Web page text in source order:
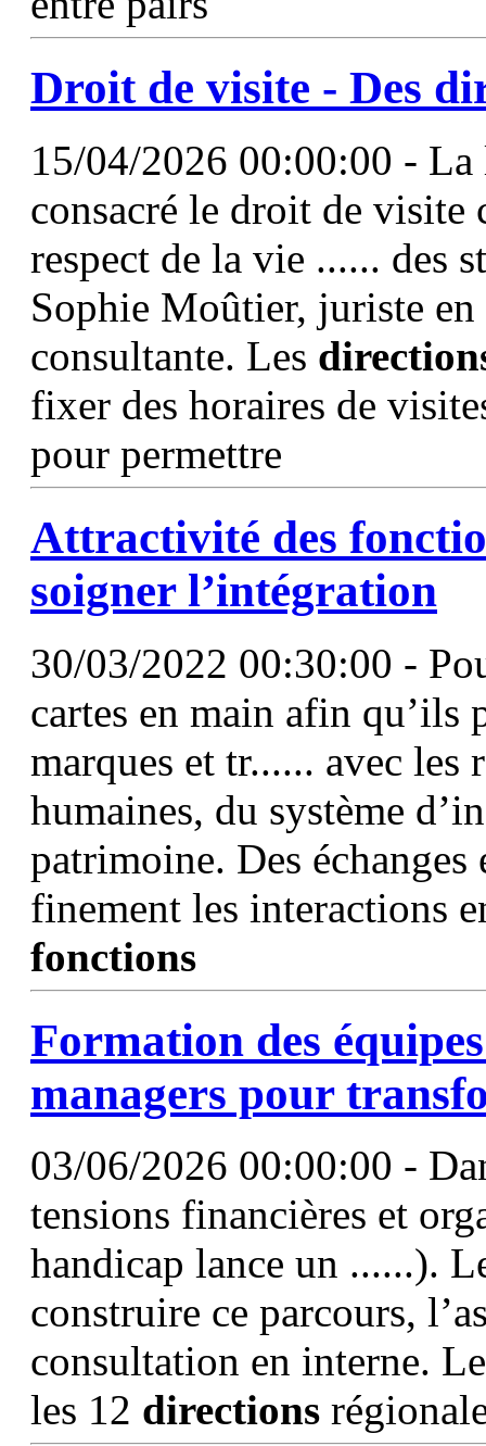
Droit de visite - Des
15/04/2026 00:00:00 -
consacré le droit de visite
respect de la vie ...... des
Sophie Moûtier, juriste
consultante. Les
fixer des horaires de
pour permettre
Attractivité des
soigner l’intégration
30/03/2022 00:30:00 -
cartes en main afin qu’ils
marques et tr...... avec les
humaines, du système
patrimoine. Des échanges
finement les interactions
fonctions
Formation des
managers pour
03/06/2026 00:00:00 -
tensions financières et
handicap lance un ......).
construire ce parcours,
consultation en interne.
les 12 directions